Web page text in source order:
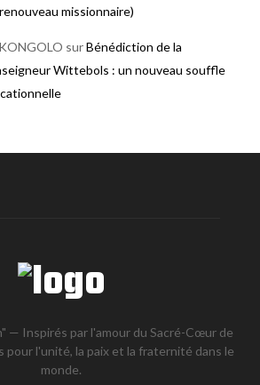
missionnaire)
surBénédiction de la
Wittebols : un nouveau souffle
— Inspirés par l'amour du Sacré-Cœur de
pour l'unité, la paix et la fraternité dans le
monde.